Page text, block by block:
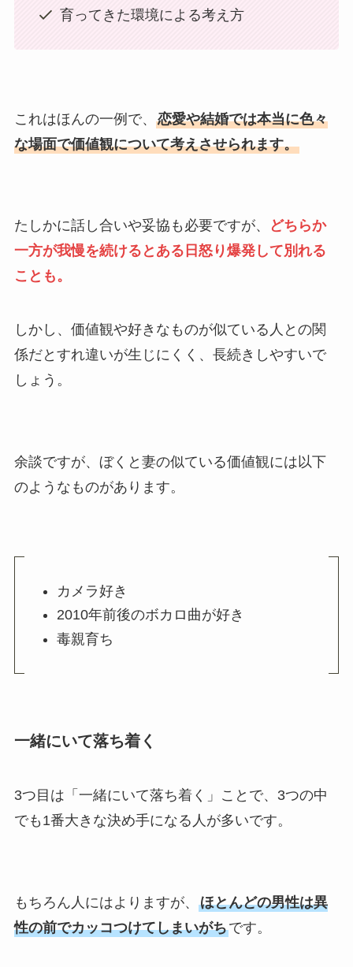
育ってきた環境による考え方
これはほんの一例で、 恋愛や結婚では本当に色々
な場面で価値観について考えさせられます。
たしかに話し合いや妥協も必要ですが、
どちらか
一方が我慢を続けるとある日怒り爆発して別れる
ことも。
しかし、価値観や好きなものが似ている人との関
係だとすれ違いが生じにくく、長続きしやすいで
しょう。
余談ですが、ぼくと妻の似ている価値観には以下
のようなものがあります。
カメラ好き
2010年前後のボカロ曲が好き
毒親育ち
一緒にいて落ち着く
3つ目は「一緒にいて落ち着く」ことで、3つの中
でも1番大きな決め手になる人が多いです。
もちろん人にはよりますが、 ほとんどの男性は異
性の前でカッコつけてしまいがちです。